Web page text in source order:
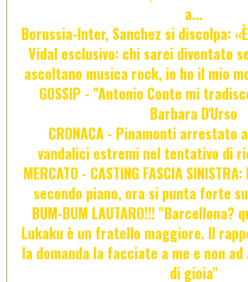
a...
Borussia-Inter, Sanchez si discolpa:
Vidal esclusivo: chi sarei diventato
ascoltano musica rock, io ho il mio
GOSSIP - "Antonio Conte mi
Barbara D'Urso
CRONACA - Pinamonti arrestato
vandalici estremi nel tentativo di
MERCATO - CASTING FASCIA
secondo piano, ora si punta forte
BUM-BUM LAUTARO!!! "Barcellona?
Lukaku è un fratello maggiore. Il
la domanda la facciate a me e non
di gioia"